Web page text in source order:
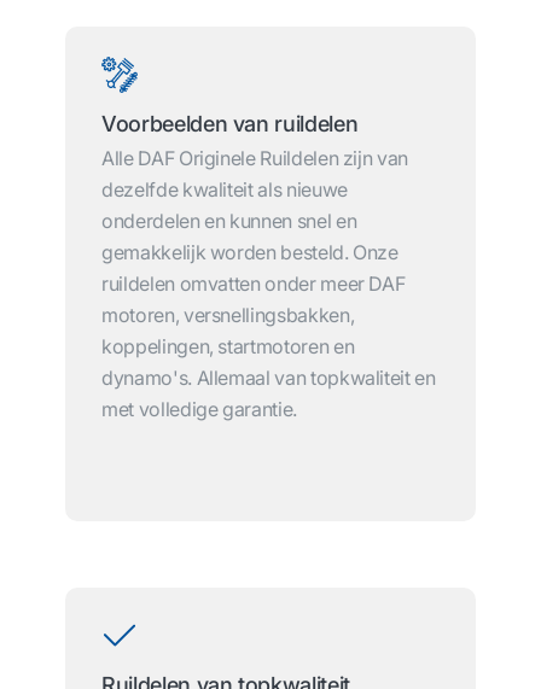
Voorbeelden van ruildelen
Alle DAF Originele Ruildelen zijn van
dezelfde kwaliteit als nieuwe
onderdelen en kunnen snel en
gemakkelijk worden besteld. Onze
ruildelen omvatten onder meer DAF
motoren, versnellingsbakken,
koppelingen, startmotoren en
dynamo's. Allemaal van topkwaliteit en
met volledige garantie.